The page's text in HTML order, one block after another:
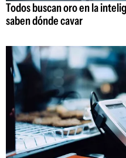
Todos buscan oro en la
saben dónde cavar